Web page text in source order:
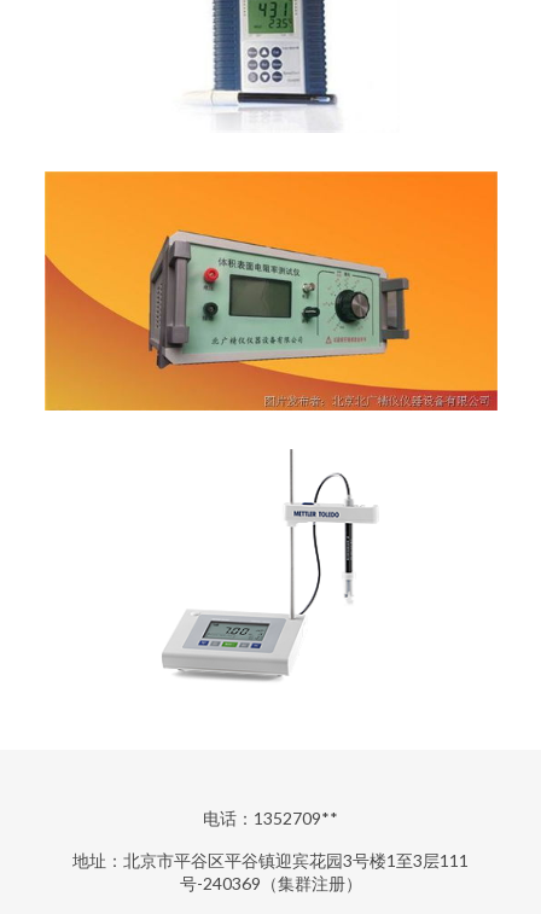
电话：1352709**
地址：北京市平谷区平谷镇迎宾花园3号楼1至3层111
号-240369（集群注册）